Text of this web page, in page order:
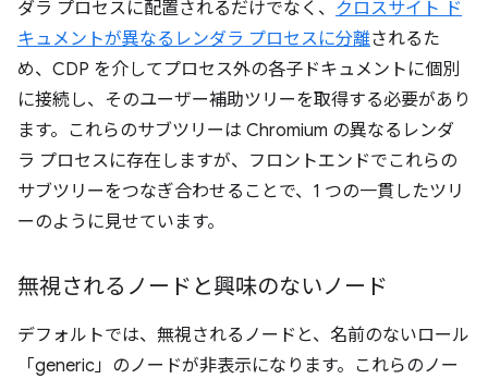
ダラ プロセスに配置されるだけでなく、 クロスサイト ド
キュメントが異なるレンダラ プロセスに分離されるた
め、CDP を介してプロセス外の各子ドキュメントに個別
に接続し、そのユーザー補助ツリーを取得する必要があり
ます。これらのサブツリーは Chromium の異なるレンダ
ラ プロセスに存在しますが、フロントエンドでこれらの
サブツリーをつなぎ合わせることで、1 つの一貫したツリ
ーのように見せています。
無視されるノードと興味のないノード
デフォルトでは、無視されるノードと、名前のないロール
「generic」のノードが非表示になります。これらのノー